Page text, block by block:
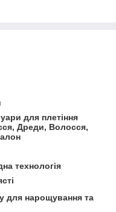
для плетіння
Дреди, Волосся,
технологія
для нарощування та